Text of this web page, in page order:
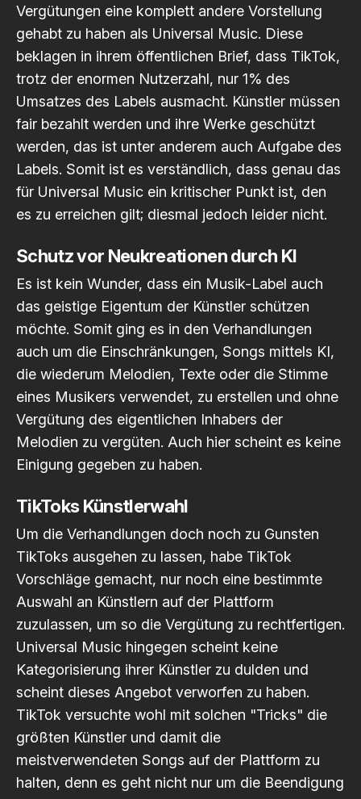
Vergütungen eine komplett andere Vorstellung
gehabt zu haben als Universal Music. Diese
beklagen in ihrem öffentlichen Brief, dass TikTok,
trotz der enormen Nutzerzahl, nur 1% des
Umsatzes des Labels ausmacht. Künstler müssen
fair bezahlt werden und ihre Werke geschützt
werden, das ist unter anderem auch Aufgabe des
Labels. Somit ist es verständlich, dass genau das
für Universal Music ein kritischer Punkt ist, den
es zu erreichen gilt; diesmal jedoch leider nicht.
Schutz vor Neukreationen durch KI
Es ist kein Wunder, dass ein Musik-Label auch
das geistige Eigentum der Künstler schützen
möchte. Somit ging es in den Verhandlungen
auch um die Einschränkungen, Songs mittels KI,
die wiederum Melodien, Texte oder die Stimme
eines Musikers verwendet, zu erstellen und ohne
Vergütung des eigentlichen Inhabers der
Melodien zu vergüten. Auch hier scheint es keine
Einigung gegeben zu haben.
TikToks Künstlerwahl
Um die Verhandlungen doch noch zu Gunsten
TikToks ausgehen zu lassen, habe TikTok
Vorschläge gemacht, nur noch eine bestimmte
Auswahl an Künstlern auf der Plattform
zuzulassen, um so die Vergütung zu rechtfertigen.
Universal Music hingegen scheint keine
Kategorisierung ihrer Künstler zu dulden und
scheint dieses Angebot verworfen zu haben.
TikTok versuchte wohl mit solchen "Tricks" die
größten Künstler und damit die
meistverwendeten Songs auf der Plattform zu
halten, denn es geht nicht nur um die Beendigung